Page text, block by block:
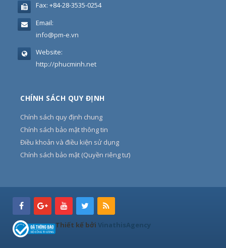
Fax: +84-28-3535-0254
Email:
info@pm-e.vn
Website:
http://phucminh.net
CHÍNH SÁCH QUY ĐỊNH
Chính sách quy định chung
Chính sách bảo mật thông tin
Điều khoản và điều kiện sử dụng
Chính sách bảo mật (Quyền riêng tư)
Thiết kế bởi VinathisAgency